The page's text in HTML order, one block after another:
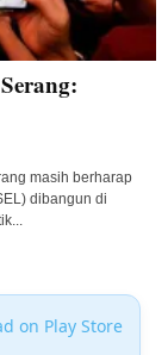
masih berharap
dibangun di